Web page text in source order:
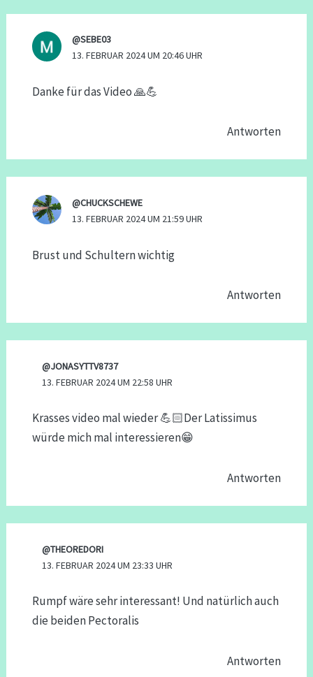
@SEBE03
13. FEBRUAR 2024 UM 20:46 UHR
Danke für das Video 🙏💪
Antworten
@CHUCKSCHEWE
13. FEBRUAR 2024 UM 21:59 UHR
Brust und Schultern wichtig
Antworten
@JONASYTTV8737
13. FEBRUAR 2024 UM 22:58 UHR
Krasses video mal wieder 💪🏻Der Latissimus
würde mich mal interessieren😁
Antworten
@THEOREDORI
13. FEBRUAR 2024 UM 23:33 UHR
Rumpf wäre sehr interessant! Und natürlich auch
die beiden Pectoralis
Antworten